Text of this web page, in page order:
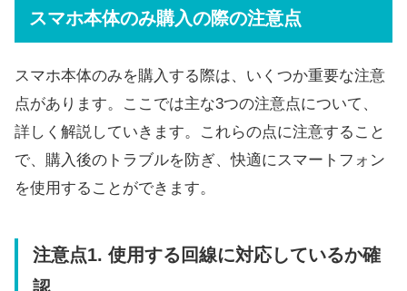
スマホ本体のみ購入の際の注意点
スマホ本体のみを購入する際は、いくつか重要な注意
点があります。ここでは主な3つの注意点について、
詳しく解説していきます。これらの点に注意すること
で、購入後のトラブルを防ぎ、快適にスマートフォン
を使用することができます。
注意点1. 使用する回線に対応しているか確